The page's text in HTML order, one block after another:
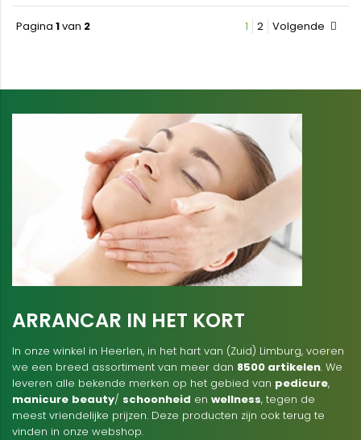
Pagina 1van 2 1 2 Volgende
ARRANCAR IN HET KORT
In onze winkel in Heerlen, in het hart van (Zuid) Limburg, voeren
we een breed assortiment van meer dan 8500 artikelen. We
leveren alle bekende merken op het gebied van pedicure,
manicure beauty/ schoonheid en wellness, tegen de
meest vriendelijke prijzen. Deze producten zijn ook terug te
vinden in onze webshop.